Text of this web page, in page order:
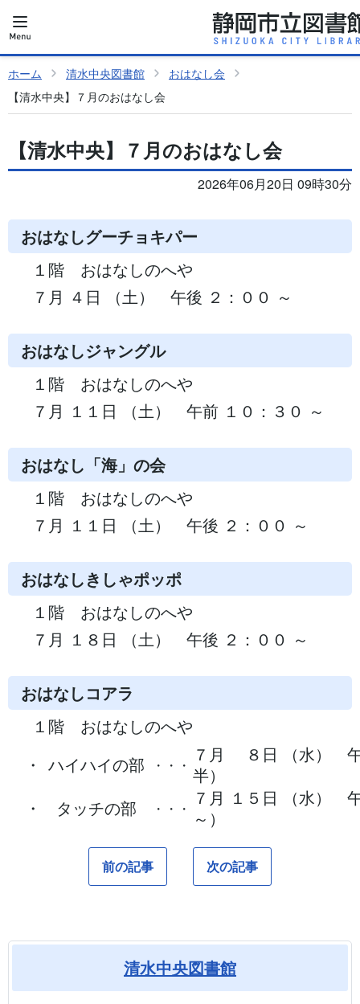
ホーム 清水中央図書館
おはなし会
【清水中央】７月のおはなし会
【清水中央】７月のおはなし会
2026年06月20日 09時30分
おはなしグーチョキパー
１階 おはなしのへや
７月 ４日 （土） 午後 ２：００ ～
おはなしジャングル
１階 おはなしのへや
７月 １１日 （土） 午前 １０：３０ ～
おはなし「海」の会
１階 おはなしのへや
７月 １１日 （土） 午後 ２：００ ～
おはなしきしゃポッポ
１階 おはなしのへや
７月 １８日 （土） 午後 ２：００ ～
おはなしコアラ
１階 おはなしのへや
・ ハイハイの部 ・・・
７月 ８日 （水） 午
半）
・
タッチの部 ・・・
７月 １５日 （水）
～）
前の記事 次の記事
清水中央図書館